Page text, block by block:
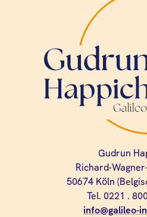
Gudrun
Richard-
50674 Köln
Tel. 0221 .
info@galileo-